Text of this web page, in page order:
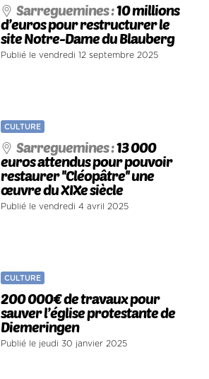
Sarreguemines :10 millions
d’euros pour restructurer le
site Notre-Dame du Blauberg
Publié le vendredi 12 septembre 2025
CULTURE
Sarreguemines :13 000
euros attendus pour pouvoir
restaurer ''Cléopâtre'' une
œuvre du XIXe siècle
Publié le vendredi 4 avril 2025
CULTURE
200 000€ de travaux pour
sauver l’église protestante de
Diemeringen
Publié le jeudi 30 janvier 2025